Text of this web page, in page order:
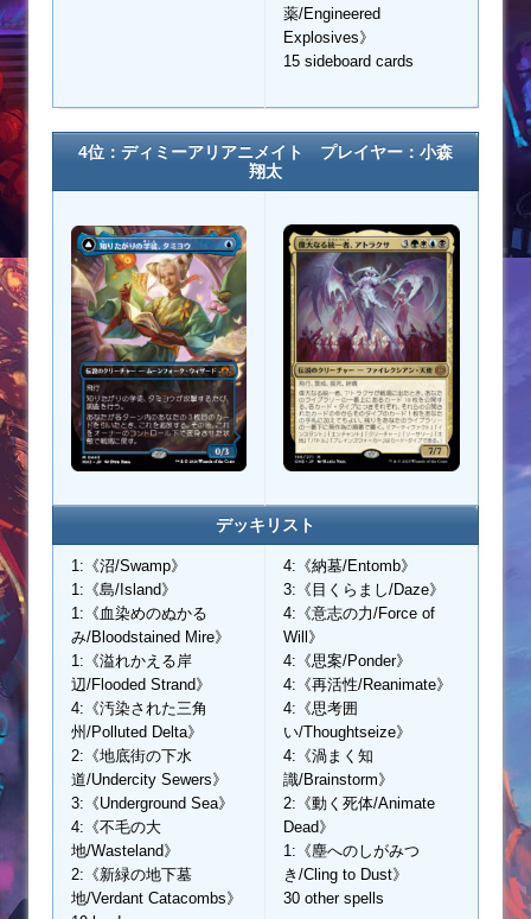
薬/Engineered
Explosives》
15 sideboard cards
4位：ディミーアリアニメイト プレイヤー：小森
翔太
デッキリスト
1:《沼/Swamp》
1:《島/Island》
1:《血染めのぬかる
み/Bloodstained Mire》
1:《溢れかえる岸
辺/Flooded Strand》
4:《汚染された三角
州/Polluted Delta》
2:《地底街の下水
道/Undercity Sewers》
3:《Underground Sea》
4:《不毛の大
地/Wasteland》
2:《新緑の地下墓
地/Verdant Catacombs》
4:《納墓/Entomb》
3:《目くらまし/Daze》
4:《意志の力/Force of
Will》
4:《思案/Ponder》
4:《再活性/Reanimate》
4:《思考囲
い/Thoughtseize》
4:《渦まく知
識/Brainstorm》
2:《動く死体/Animate
Dead》
1:《塵へのしがみつ
き/Cling to Dust》
30 other spells